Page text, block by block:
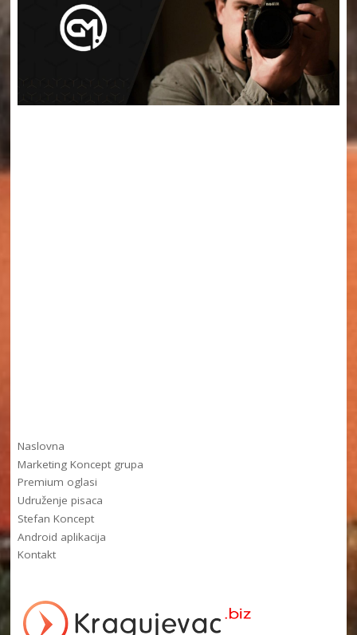
Naslovna
Marketing Koncept grupa
Premium oglasi
Udruženje pisaca
Stefan Koncept
Android aplikacija
Kontakt